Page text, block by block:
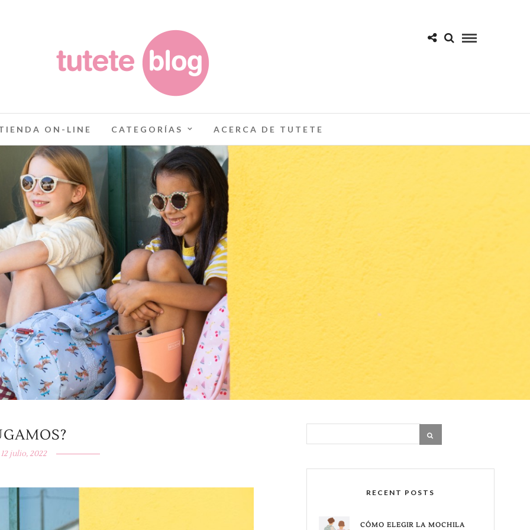
ON-LINE CATEGORÍAS ACERCA DE TUTETE
12 julio, 2022
RECENT POSTS
CÓMO ELEGIR LA MOCHILA